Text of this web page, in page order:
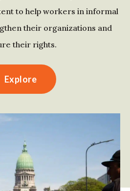
to help workers in informal
their organizations and
their rights.
Explore